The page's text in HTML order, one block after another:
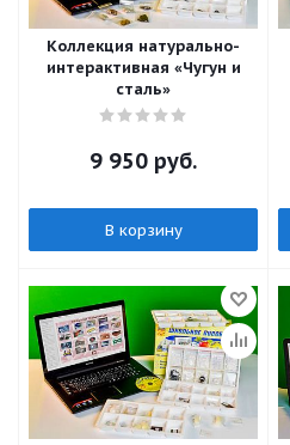
Коллекция натурально-
интерактивная «Чугун и
сталь»
9 950 руб.
В корзину